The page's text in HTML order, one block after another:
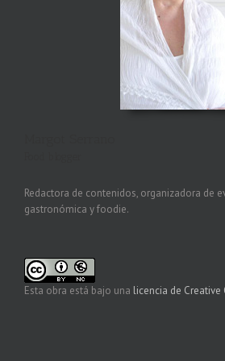
Redactora de contenidos, organizadora de
gastronómica y foodie.
Esta obra está bajo una licencia de Creative